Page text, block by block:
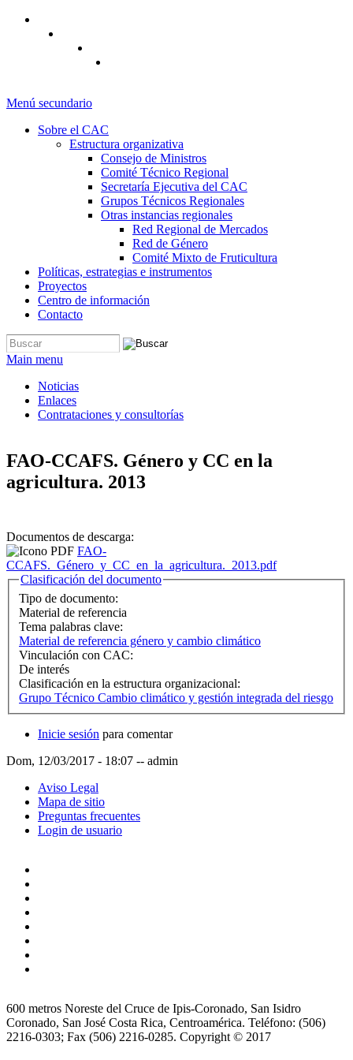
Pasar al contenido principal
Menú secundario
Sobre el CAC
Estructura organizativa
Consejo de Ministros
Comité Técnico Regional
Secretaría Ejecutiva del CAC
Grupos Técnicos Regionales
Otras instancias regionales
Red Regional de Mercados
Red de Género
Comité Mixto de Fruticultura
Políticas, estrategias e instrumentos
Proyectos
Centro de información
Contacto
Formulario de búsqueda
Buscar
Main menu
Noticias
Enlaces
Contrataciones y consultorías
FAO-CCAFS. Género y CC en la
agricultura. 2013
Documentos de descarga:
FAO-
CCAFS._Género_y_CC_en_la_agricultura._2013.pdf
Ocultar
Clasificación del documento
Tipo de documento:
Material de referencia
Tema palabras clave:
Material de referencia género y cambio climático
Vinculación con CAC:
De interés
Clasificación en la estructura organizacional:
Grupo Técnico Cambio climático y gestión integrada del riesgo
Inicie sesión para comentar
Dom, 12/03/2017 - 18:07 -- admin
Aviso Legal
Mapa de sitio
Preguntas frecuentes
Login de usuario
600 metros Noreste del Cruce de Ipis-Coronado, San Isidro
Coronado, San José Costa Rica, Centroamérica. Teléfono: (506)
2216-0303; Fax (506) 2216-0285. Copyright © 2017